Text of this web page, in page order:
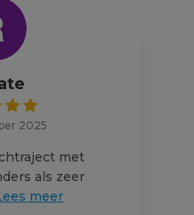
2025
met
als zeer
meer